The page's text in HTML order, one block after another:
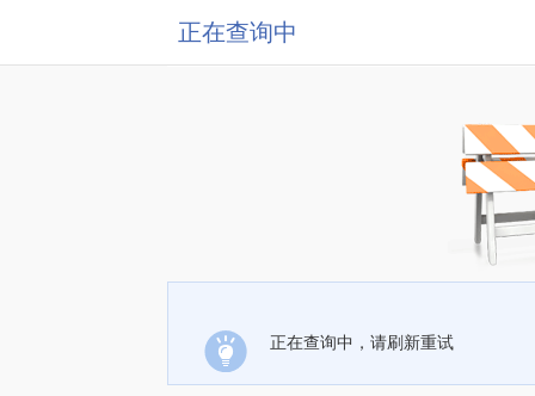
正在查询中
正在查询中，请刷新重试